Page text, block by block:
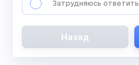
Затрудняюсь ответить
Назад